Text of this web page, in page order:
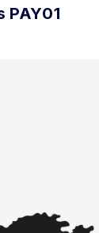
PAY01